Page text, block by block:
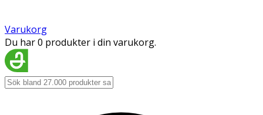
Varukorg
Du har 0 produkter i din varukorg.